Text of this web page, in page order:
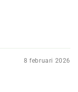
8 februari 2026